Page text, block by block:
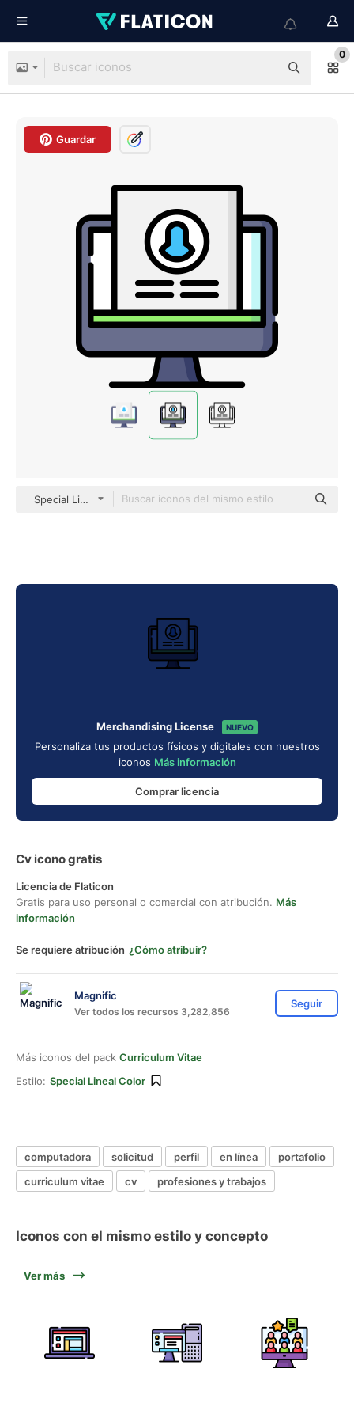
0
Guardar
Special Lineal color
Merchandising License NUEVO
Personaliza tus productos físicos y digitales con nuestros
iconos Más información
Comprar licencia
Cv icono gratis
Licencia de Flaticon
Gratis para uso personal o comercial con atribución. Más
información
Se requiere atribución ¿Cómo atribuir?
Magnific
Ver todos los recursos 3,282,856
Seguir
Más iconos del pack Curriculum Vitae
Estilo: Special Lineal Color
computadora solicitud perfil en línea
portafolio
curriculum vitae
cv profesiones y trabajos
Iconos con el mismo estilo y concepto
Ver más